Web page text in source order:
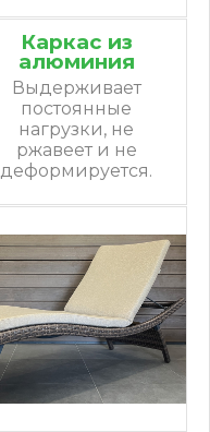
Каркас из
алюминия
Выдерживает
постоянные
нагрузки, не
ржавеет и не
деформируется.